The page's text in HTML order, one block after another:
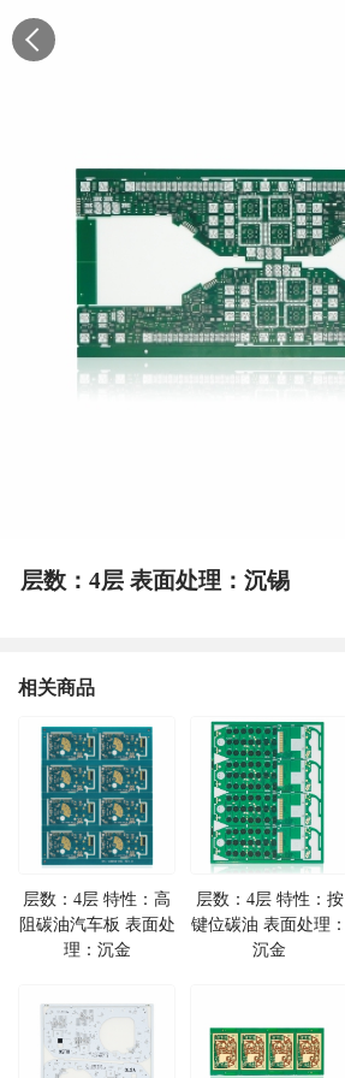
层数：4层 表面处理：沉锡
相关商品
层数：4层 特性：高
阻碳油汽车板 表面处
理：沉金
层数：4层 特性：按
键位碳油 表面处理：
沉金